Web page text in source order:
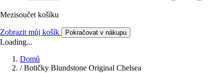
Mezisoučet košíku
Zobrazit můj košík Pokračovat v nákupu
Loading...
Domů
/ Botičky Blundstone Original Chelsea